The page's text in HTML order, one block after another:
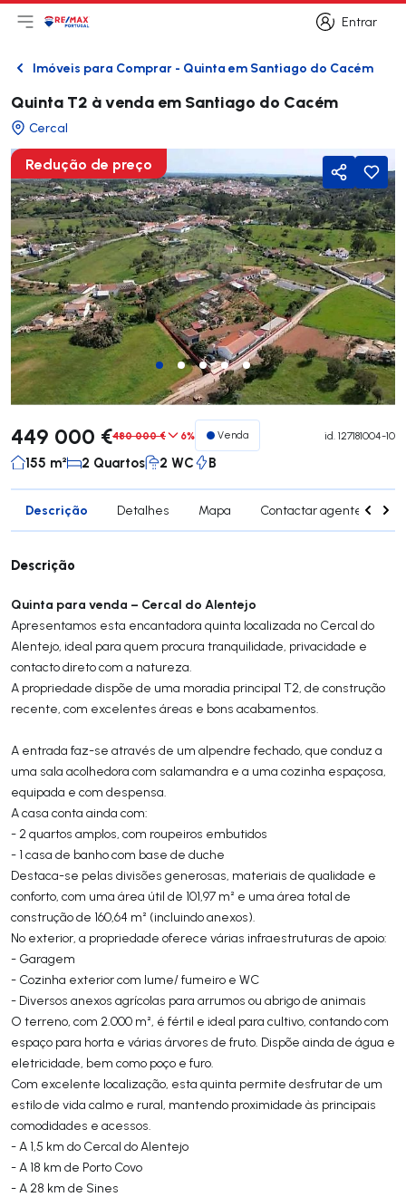
Entrar
Entrar
Abri menu principal
LogoIr para página inicial
VoltarImóveis para Comprar - Quinta em Santiago do Cacém
Quinta T2 à venda em Santiago do Cacém
Cercal
Redução de preço
Partilhar
449 000 €480 000 € 6% Venda id. 127181004-10
155 m² 2 Quartos 2 WC B
Descrição Detalhes Mapa Contactar agente
Descrição
Quinta para venda – Cercal do Alentejo
Apresentamos esta encantadora quinta localizada no Cercal do
Alentejo, ideal para quem procura tranquilidade, privacidade e
contacto direto com a natureza.
A propriedade dispõe de uma moradia principal T2, de construção
recente, com excelentes áreas e bons acabamentos.
A entrada faz-se através de um alpendre fechado, que conduz a
uma sala acolhedora com salamandra e a uma cozinha espaçosa,
equipada e com despensa.
A casa conta ainda com:
- 2 quartos amplos, com roupeiros embutidos
- 1 casa de banho com base de duche
Destaca-se pelas divisões generosas, materiais de qualidade e
conforto, com uma área útil de 101,97 m² e uma área total de
construção de 160,64 m² (incluindo anexos).
No exterior, a propriedade oferece várias infraestruturas de apoio:
- Garagem
- Cozinha exterior com lume/ fumeiro e WC
- Diversos anexos agrícolas para arrumos ou abrigo de animais
O terreno, com 2.000 m², é fértil e ideal para cultivo, contando com
espaço para horta e várias árvores de fruto. Dispõe ainda de água e
eletricidade, bem como poço e furo.
Com excelente localização, esta quinta permite desfrutar de um
estilo de vida calmo e rural, mantendo proximidade às principais
comodidades e acessos.
- A 1,5 km do Cercal do Alentejo
- A 18 km de Porto Covo
- A 28 km de Sines